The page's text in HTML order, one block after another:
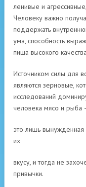
ленивые и
Человеку важно
поддержать
ума, способность
пища высокого
Источником силы для
являются зерновые,
исследований
человека мясо и рыба
это лишь вынужденная
их
вкусу, и тогда не
привычки.